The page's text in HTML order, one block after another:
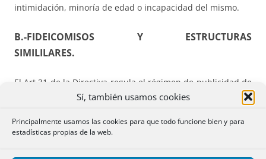
Sí, también usamos cookies
Principalmente usamos las cookies para que todo funcione bien y para
estadísticas propias de la web.
intimidación, minoría de edad o incapacidad del mismo.
B.-FIDEICOMISOS Y ESTRUCTURAS
SIMILILARES.
El Art.31 de la Directiva regula el régimen de publicidad de
los fideicomisos y estructuras similares, de manera muy
Art. 30. En concreto, son aplicables a los fideicomisos las
normas señaladas bajos los números 1º, 2º, 4º, 5º y 6º del